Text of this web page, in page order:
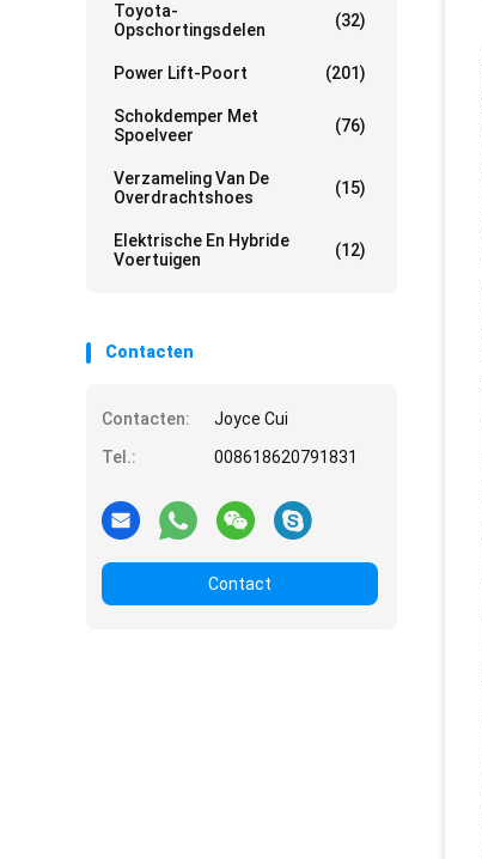
Toyota-
Opschortingsdelen
(32)
Power Lift-Poort (201)
Schokdemper Met
Spoelveer
(76)
Verzameling Van De
Overdrachtshoes
(15)
Elektrische En Hybride
Voertuigen
(12)
Contacten
Contacten:
Joyce Cui
Tel.:
008618620791831
Contact